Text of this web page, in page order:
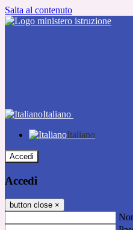
Salta al contenuto
Italiano
Italiano
Accedi
Accedi
button close ×